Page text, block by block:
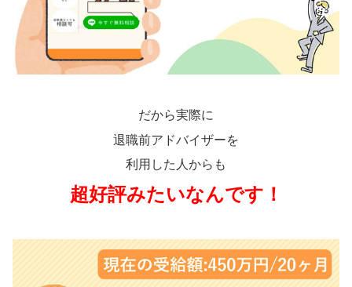
だから実際に
退職前アドバイザーを
利用した人からも
超好評みたいなんです！